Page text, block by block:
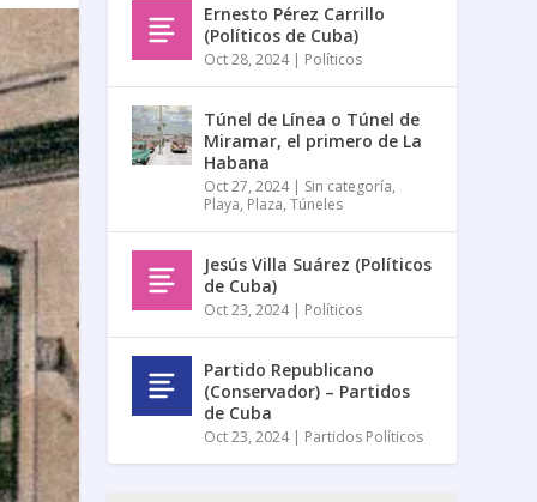
Ernesto Pérez Carrillo
(Políticos de Cuba)
Oct 28, 2024| Políticos
Túnel de Línea o Túnel de
Miramar, el primero de La
Habana
Oct 27, 2024| Sin categoría,
Playa, Plaza,Túneles
Jesús Villa Suárez (Políticos
de Cuba)
Oct 23, 2024| Políticos
Partido Republicano
(Conservador) – Partidos
de Cuba
Oct 23, 2024| Partidos Políticos